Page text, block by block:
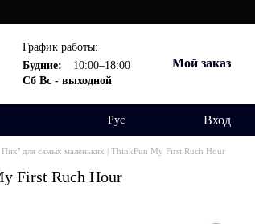
График работы:
Будние:
10:00–18:00
Сб Вс - выходной
Мой заказ
Рус Вход
Пик" для самых маленьких | ThinkFun My First Ruch Hour
First Ruch Hour